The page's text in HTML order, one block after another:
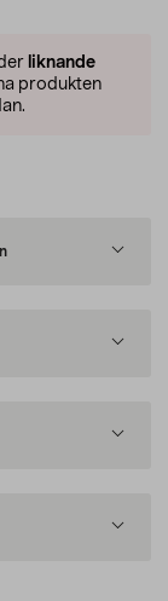
liknande
produkten